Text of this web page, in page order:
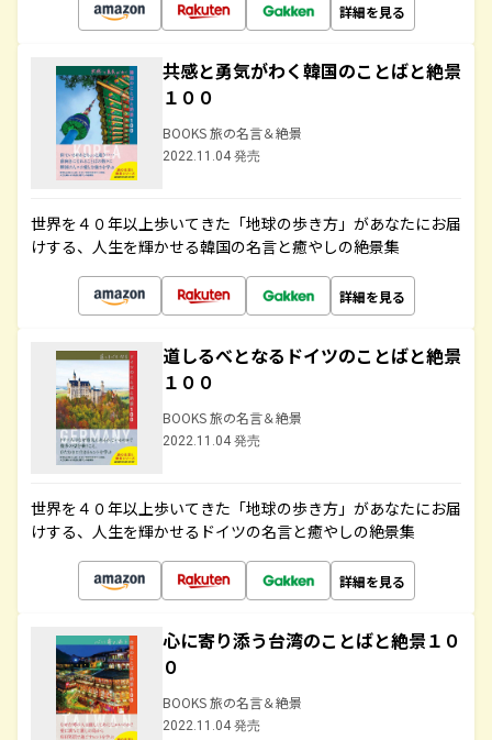
詳細を見る
共感と勇気がわく韓国のことばと絶景
１００
BOOKS 旅の名言＆絶景
2022.11.04 発売
世界を４０年以上歩いてきた「地球の歩き方」があなたにお届
けする、人生を輝かせる韓国の名言と癒やしの絶景集
詳細を見る
道しるべとなるドイツのことばと絶景
１００
BOOKS 旅の名言＆絶景
2022.11.04 発売
世界を４０年以上歩いてきた「地球の歩き方」があなたにお届
けする、人生を輝かせるドイツの名言と癒やしの絶景集
詳細を見る
心に寄り添う台湾のことばと絶景１０
０
BOOKS 旅の名言＆絶景
2022.11.04 発売